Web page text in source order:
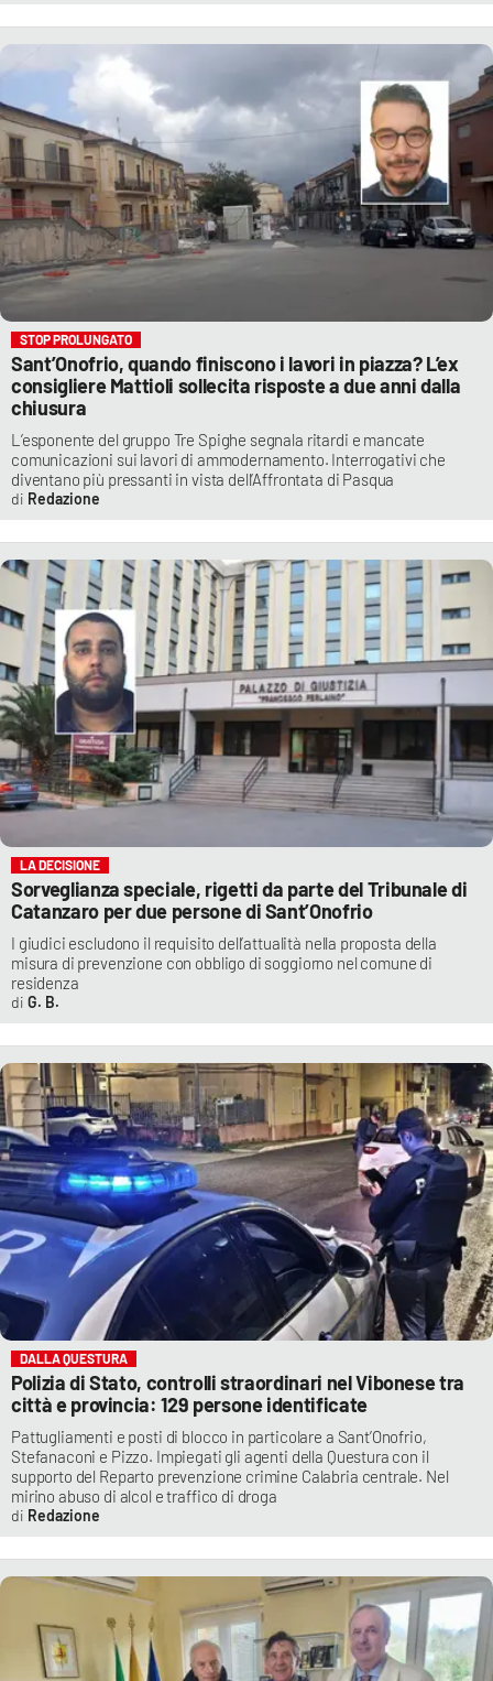
STOP PROLUNGATO
Sant’Onofrio, quando finiscono i lavori in piazza? L’ex
consigliere Mattioli sollecita risposte a due anni dalla
chiusura
L’esponente del gruppo Tre Spighe segnala ritardi e mancate
comunicazioni sui lavori di ammodernamento. Interrogativi che
diventano più pressanti in vista dell’Affrontata di Pasqua
Redazione
LA DECISIONE
Sorveglianza speciale, rigetti da parte del Tribunale di
Catanzaro per due persone di Sant’Onofrio
I giudici escludono il requisito dell’attualità nella proposta della
misura di prevenzione con obbligo di soggiorno nel comune di
residenza
G. B.
DALLA QUESTURA
Polizia di Stato, controlli straordinari nel Vibonese tra
città e provincia: 129 persone identificate
Pattugliamenti e posti di blocco in particolare a Sant’Onofrio,
Stefanaconi e Pizzo. Impiegati gli agenti della Questura con il
supporto del Reparto prevenzione crimine Calabria centrale. Nel
mirino abuso di alcol e traffico di droga
Redazione